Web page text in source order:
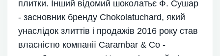
плитки. Інший відомий шоколатьє Ф. Сушар
- засновник бренду Chokolatuchard, який
унаслідок злиттів і продажів 2016 року став
власністю компанії Carambar & Co -